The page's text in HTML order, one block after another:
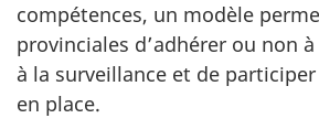
compétences, un modèle
provinciales d’adhérer ou non
à la surveillance et de
en place.